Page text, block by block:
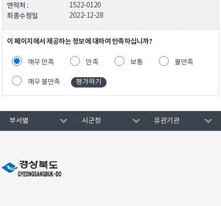
연락처 : 1522-0120
최종수정일 2022-12-28
이 페이지에서 제공하는 정보에 대하여 만족하십니까?
매우 만족 만족 보통 불만족
매우 불만족
부서별 시군청 유관기관